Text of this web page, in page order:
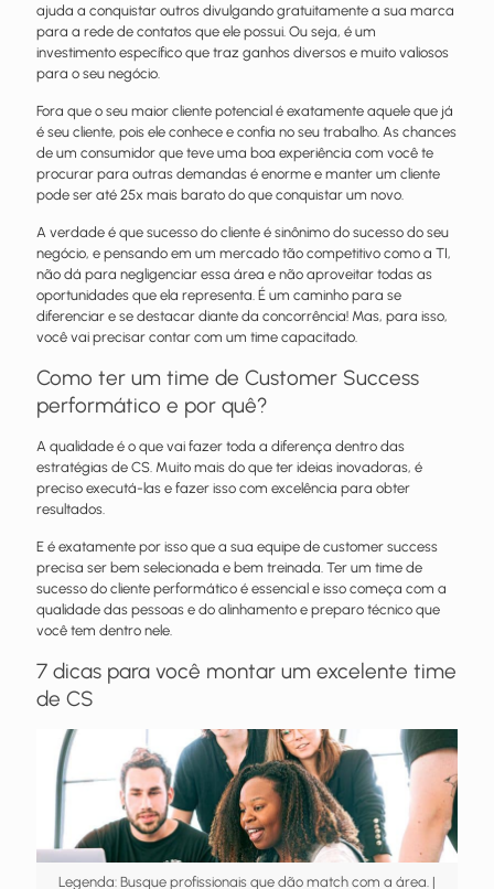
ajuda a conquistar outros divulgando gratuitamente a sua marca
para a rede de contatos que ele possui. Ou seja, é um
investimento específico que traz ganhos diversos e muito valiosos
para o seu negócio.
Fora que o seu maior cliente potencial é exatamente aquele que já
é seu cliente, pois ele conhece e confia no seu trabalho. As chances
de um consumidor que teve uma boa experiência com você te
procurar para outras demandas é enorme e manter um cliente
pode ser até 25x mais barato do que conquistar um novo.
A verdade é que sucesso do cliente é sinônimo do sucesso do seu
negócio, e pensando em um mercado tão competitivo como a TI,
não dá para negligenciar essa área e não aproveitar todas as
oportunidades que ela representa. É um caminho para se
diferenciar e se destacar diante da concorrência! Mas, para isso,
você vai precisar contar com um time capacitado.
Como ter um time de Customer Success
performático e por quê?
A qualidade é o que vai fazer toda a diferença dentro das
estratégias de CS. Muito mais do que ter ideias inovadoras, é
preciso executá-las e fazer isso com excelência para obter
resultados.
E é exatamente por isso que a sua equipe de customer success
precisa ser bem selecionada e bem treinada. Ter um time de
sucesso do cliente performático é essencial e isso começa com a
qualidade das pessoas e do alinhamento e preparo técnico que
você tem dentro nele.
7 dicas para você montar um excelente time
de CS
Legenda: Busque profissionais que dão match com a área. |